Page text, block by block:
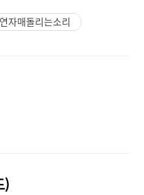
연자매돌리는소리
)